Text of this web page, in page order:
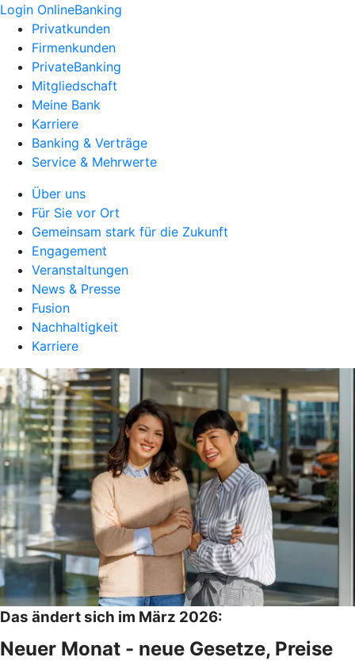
Login OnlineBanking
Privatkunden
Firmenkunden
PrivateBanking
Mitgliedschaft
Meine Bank
Karriere
Banking & Verträge
Service & Mehrwerte
Über uns
Für Sie vor Ort
Gemeinsam stark für die Zukunft
Engagement
Veranstaltungen
News & Presse
Fusion
Nachhaltigkeit
Karriere
Das ändert sich im März 2026:
Neuer Monat - neue Gesetze, Preise